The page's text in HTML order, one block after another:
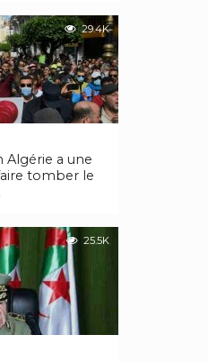
29.4K
Algérie a une
tomber le
25.5K